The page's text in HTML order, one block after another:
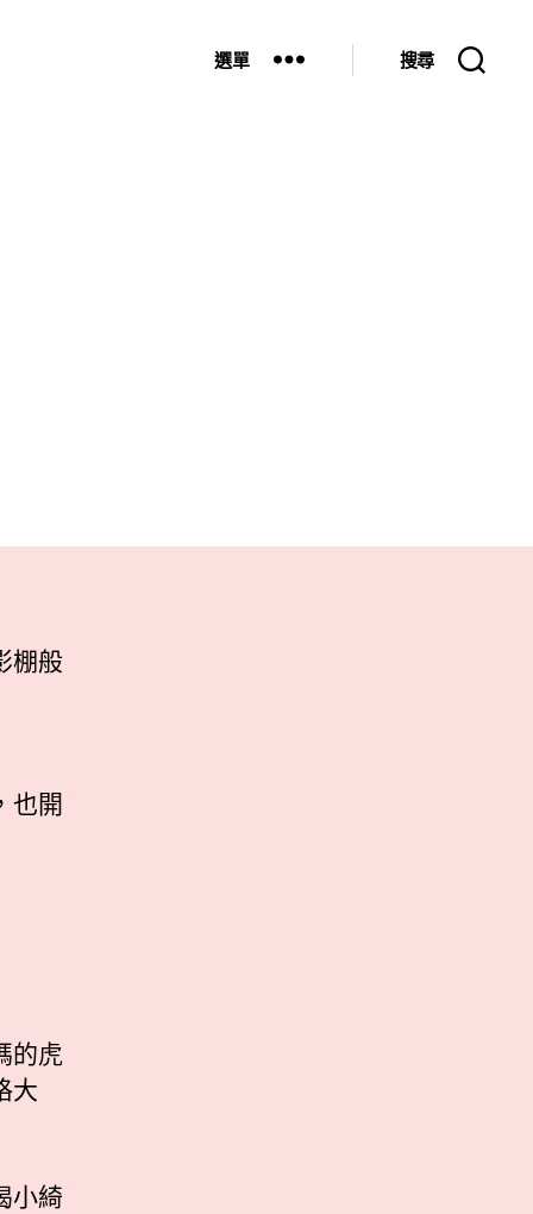
選單 搜尋
棚般
也開
的虎
大
小綺